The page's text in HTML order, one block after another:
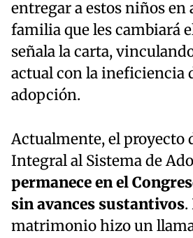
entregar a estos niños en
familia que les cambiará
señala la carta,
actual con la ineficiencia
adopción.
Actualmente, el proyecto
Integral al Sistema de
permanece en el
sin avances sustantivos.
matrimonio hizo un